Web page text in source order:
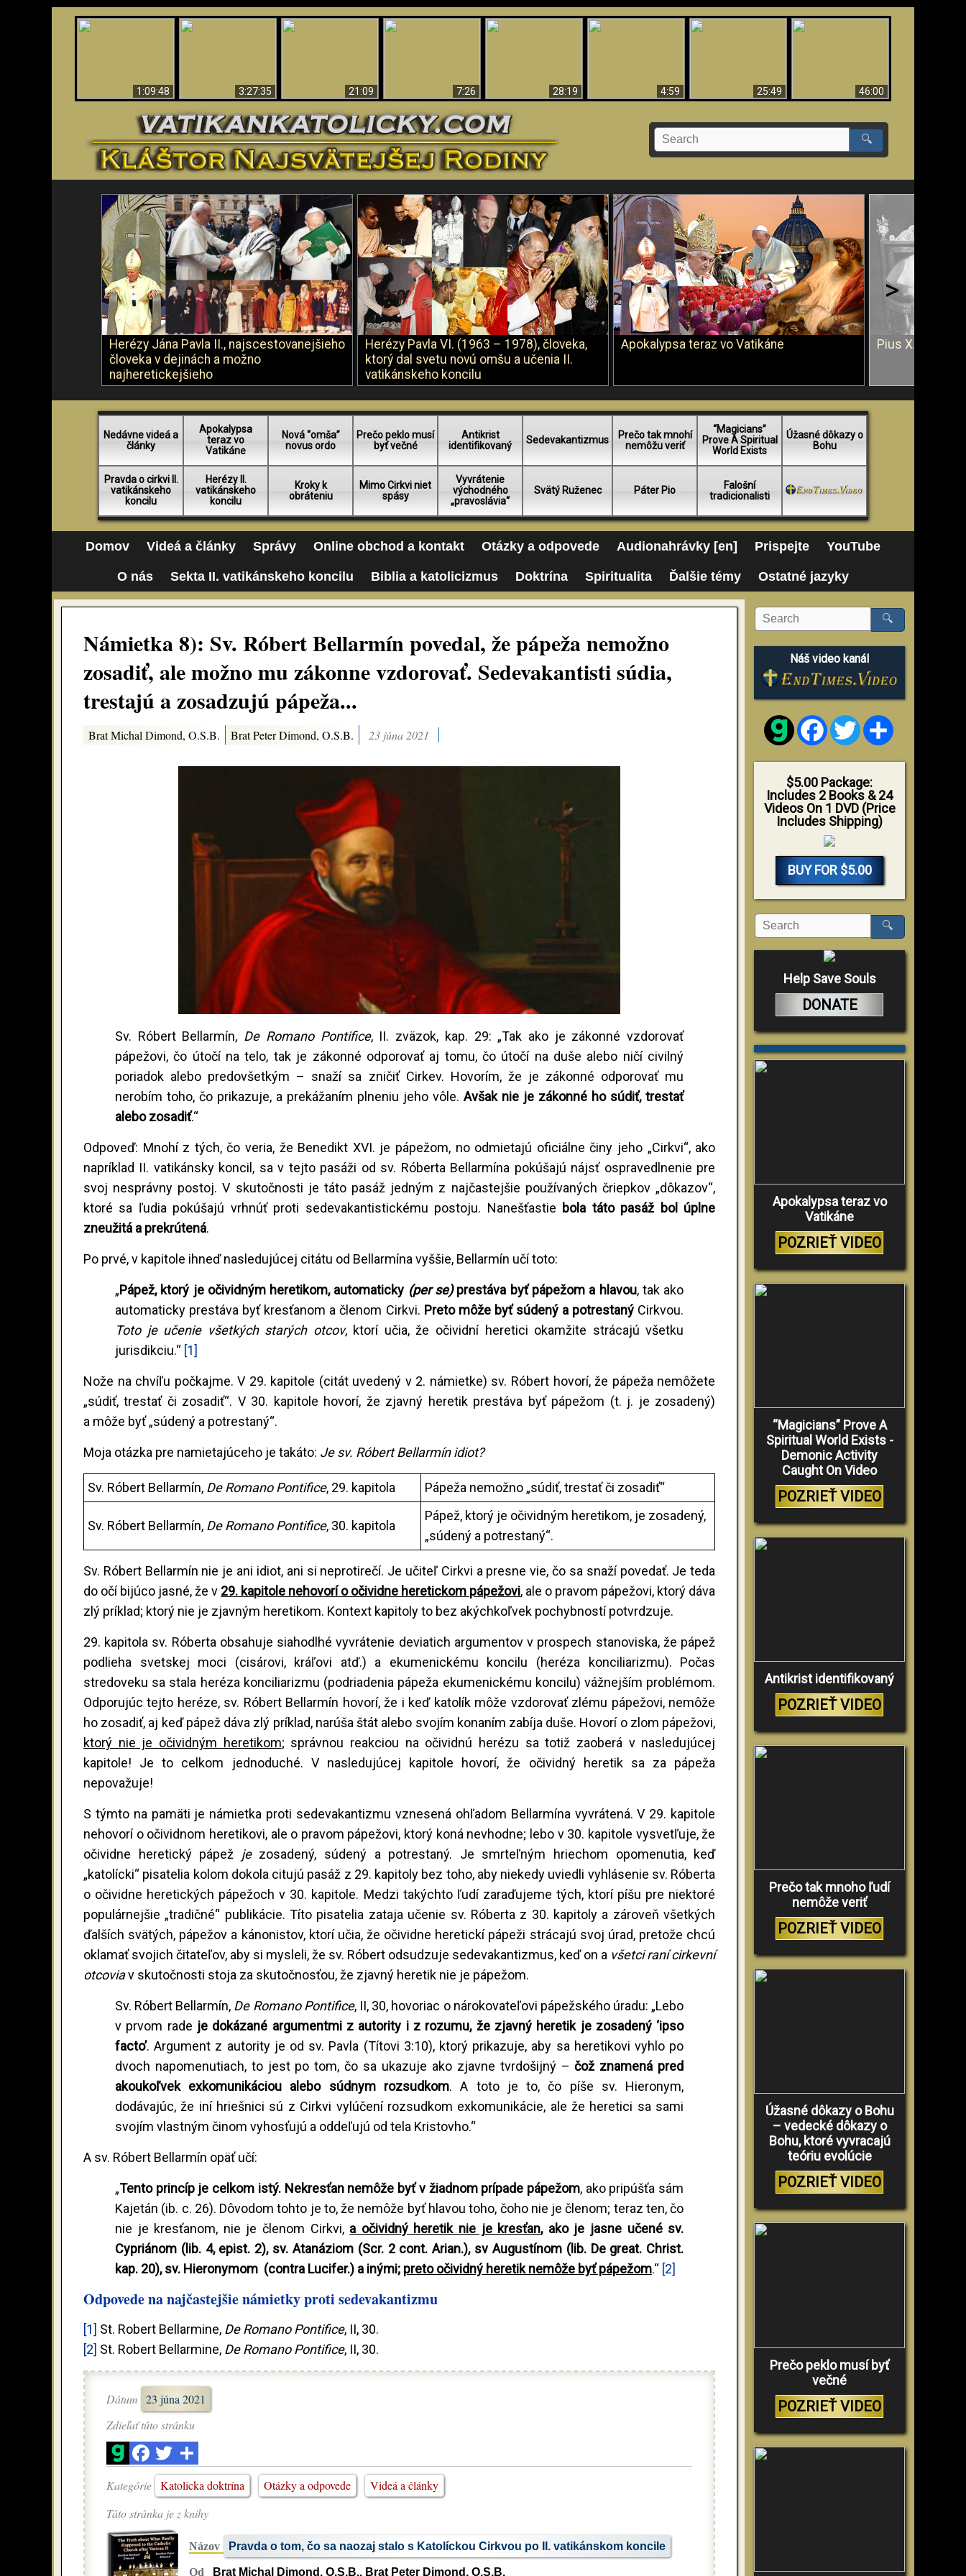
1:09:48 3:27:35
21:09
7:26 28:19
4:59
25:49 46:00
🔍
Herézy Jána Pavla II., najscestovanejšieho
človeka v dejinách a možno
najheretickejšieho
Herézy Pavla VI. (1963 – 1978), človeka,
ktorý dal svetu novú omšu a učenia II.
vatikánskeho koncilu
Apokalypsa teraz vo Vatikáne Pius X. vs. Ján
>
Nedávne videá a
články
Apokalypsa
teraz vo
Vatikáne
Nová “omša”
novus ordo
Prečo peklo musí
byť večné
Antikrist
identifikovaný
Sedevakantizmus
Prečo tak mnohí
nemôžu veriť
“Magicians”
Prove A Spiritual
World Exists
Úžasné dôkazy o
Bohu
Pravda o cirkvi II.
vatikánskeho
koncilu
Herézy II.
vatikánskeho
koncilu
Kroky k
obráteniu
Mimo Cirkvi niet
spásy
Vyvrátenie
východného
„pravoslávia“
Svätý Ruženec Páter Pio
Falošní
tradicionalisti
Domov Videá a články Správy Online obchod a kontakt Otázky a odpovede Audionahrávky [en] Prispejte YouTube
O nás Sekta II. vatikánskeho koncilu Biblia a katolicizmus Doktrína Spiritualita Ďalšie témy Ostatné jazyky
Námietka 8): Sv. Róbert Bellarmín povedal, že pápeža nemožno
zosadiť, ale možno mu zákonne vzdorovať. Sedevakantisti súdia,
trestajú a zosadzujú pápeža...
Brat Michal Dimond, O.S.B. Brat Peter Dimond, O.S.B. 23 júna 2021
Sv. Róbert Bellarmín, De Romano Pontifice, II. zväzok, kap. 29: „Tak ako je zákonné vzdorovať
pápežovi, čo útočí na telo, tak je zákonné odporovať aj tomu, čo útočí na duše alebo ničí civilný
poriadok alebo predovšetkým – snaží sa zničiť Cirkev. Hovorím, že je zákonné odporovať mu
nerobím toho, čo prikazuje, a prekážaním plneniu jeho vôle.Avšak nie je zákonné ho súdiť, trestať
alebo zosadiť.“
Odpoveď: Mnohí z tých, čo veria, že Benedikt XVI. je pápežom, no odmietajú oficiálne činy jeho „Cirkvi“, ako
napríklad II. vatikánsky koncil, sa v tejto pasáži od sv. Róberta Bellarmína pokúšajú nájsť ospravedlnenie pre
svoj nesprávny postoj. V skutočnosti je táto pasáž jedným z najčastejšie používaných čriepkov „dôkazov“,
ktoré sa ľudia pokúšajú vrhnúť proti sedevakantistickému postoju. Nanešťastie bola táto pasáž bol úplne
zneužitá a prekrútená.
Po prvé, v kapitole ihneď nasledujúcej citátu od Bellarmína vyššie, Bellarmín učí toto:
„Pápež, ktorý je očividným heretikom, automaticky (per se)prestáva byť pápežom a hlavou, tak ako
automaticky prestáva byť kresťanom a členom Cirkvi. Preto môže byť súdený a potrestaný Cirkvou.
Toto je učenie všetkých starých otcov, ktorí učia, že očividní heretici okamžite strácajú všetku
jurisdikciu.“ [1]
Nože na chvíľu počkajme. V 29. kapitole (citát uvedený v 2. námietke) sv. Róbert hovorí, že pápeža nemôžete
„súdiť, trestať či zosadiť“. V 30. kapitole hovorí, že zjavný heretik prestáva byť pápežom (t. j. je zosadený)
a môže byť „súdený a potrestaný“.
Moja otázka pre namietajúceho je takáto: Je sv. Róbert Bellarmín idiot?
Sv. Róbert Bellarmín, De Romano Pontifice, 29. kapitola Pápeža nemožno „súdiť, trestať či zosadiť“
Sv. Róbert Bellarmín, De Romano Pontifice, 30. kapitola
Pápež, ktorý je očividným heretikom, je zosadený,
„súdený a potrestaný“.
Sv. Róbert Bellarmín nie je ani idiot, ani si neprotirečí. Je učiteľ Cirkvi a presne vie, čo sa snaží povedať. Je teda
do očí bijúco jasné, že v 29. kapitole nehovorí o očividne heretickom pápežovi, ale o pravom pápežovi, ktorý dáva
zlý príklad; ktorý nie je zjavným heretikom. Kontext kapitoly to bez akýchkoľvek pochybností potvrdzuje.
29. kapitola sv. Róberta obsahuje siahodlhé vyvrátenie deviatich argumentov v prospech stanoviska, že pápež
podlieha svetskej moci (cisárovi, kráľovi atď.) a ekumenickému koncilu (heréza konciliarizmu). Počas
stredoveku sa stala heréza konciliarizmu (podriadenia pápeža ekumenickému koncilu) vážnejším problémom.
Odporujúc tejto heréze, sv. Róbert Bellarmín hovorí, že i keď katolík môže vzdorovať zlému pápežovi, nemôže
ho zosadiť, aj keď pápež dáva zlý príklad, narúša štát alebo svojím konaním zabíja duše. Hovorí o zlom pápežovi,
ktorý nie je očividným heretikom; správnou reakciou na očividnú herézu sa totiž zaoberá v nasledujúcej
kapitole! Je to celkom jednoduché. V nasledujúcej kapitole hovorí, že očividný heretik sa za pápeža
nepovažuje!
S týmto na pamäti je námietka proti sedevakantizmu vznesená ohľadom Bellarmína vyvrátená. V 29. kapitole
nehovorí o očividnom heretikovi, ale o pravom pápežovi, ktorý koná nevhodne; lebo v 30. kapitole vysvetľuje, že
očividne heretický pápež jezosadený, súdený a potrestaný. Je smrteľným hriechom opomenutia, keď
„katolícki“ pisatelia kolom dokola citujú pasáž z 29. kapitoly bez toho, aby niekedy uviedli vyhlásenie sv. Róberta
o očividne heretických pápežoch v 30. kapitole. Medzi takýchto ľudí zaraďujeme tých, ktorí píšu pre niektoré
populárnejšie „tradičné“ publikácie. Títo pisatelia zataja učenie sv. Róberta z 30. kapitoly a zároveň všetkých
ďalších svätých, pápežov a kánonistov, ktorí učia, že očividne heretickí pápeži strácajú svoj úrad, pretože chcú
oklamať svojich čitateľov, aby si mysleli, že sv. Róbert odsudzuje sedevakantizmus, keď on a všetci raní cirkevní
otcoviav skutočnosti stoja za skutočnosťou, že zjavný heretik nie je pápežom.
Sv. Róbert Bellarmín, De Romano Pontifice, II, 30, hovoriac o nárokovateľovi pápežského úradu: „Lebo
v prvom rade je dokázané argumentmi z autority i z rozumu, že zjavný heretik je zosadený ‘ipso
facto’. Argument z autority je od sv. Pavla (Títovi 3:10), ktorý prikazuje, aby sa heretikovi vyhlo po
dvoch napomenutiach, to jest po tom, čo sa ukazuje ako zjavne tvrdošijný –čož znamená pred
akoukoľvek exkomunikáciou alebo súdnym rozsudkom. A toto je to, čo píše sv. Hieronym,
dodávajúc, že iní hriešnici sú z Cirkvi vylúčení rozsudkom exkomunikácie, ale že heretici sa sami
svojím vlastným činom vyhosťujú a oddeľujú od tela Kristovho.“
A sv. Róbert Bellarmín opäť učí:
„Tento princíp je celkom istý. Nekresťan nemôže byť v žiadnom prípade pápežom, ako pripúšťa sám
Kajetán (ib. c. 26). Dôvodom tohto je to, že nemôže byť hlavou toho, čoho nie je členom; teraz ten, čo
nie je kresťanom, nie je členom Cirkvi, a očividný heretik nie je kresťan, ako je jasne učené sv.
Cypriánom (lib. 4, epist. 2), sv. Atanáziom (Scr. 2 cont. Arian.), sv Augustínom (lib. De great. Christ.
kap. 20), sv. Hieronymom (contra Lucifer.) a inými; preto očividný heretik nemôže byť pápežom.“ [2]
Odpovede na najčastejšie námietky proti sedevakantizmu
[1] St. Robert Bellarmine, De Romano Pontifice, II, 30.
[2] St. Robert Bellarmine, De Romano Pontifice, II, 30.
Dátum 23 júna 2021
Zdieľať túto stránku
Kategórie Katolícka doktrína Otázky a odpovede
Videá a články
Táto stránka je z knihy
Názov Pravda o tom, čo sa naozaj stalo s Katolíckou Cirkvou po II. vatikánskom koncile
Od Brat Michal Dimond, O.S.B., Brat Peter Dimond, O.S.B.
🔍
Náš video kanál
FacebookTwitter
$5.00 Package:
Includes 2 Books & 24
Videos On 1 DVD (Price
Includes Shipping)
BUY FOR $5.00
🔍
Help Save Souls
DONATE
Apokalypsa teraz vo
Vatikáne
POZRIEŤ VIDEO
“Magicians” Prove A
Spiritual World Exists -
Demonic Activity
Caught On Video
POZRIEŤ VIDEO
Antikrist identifikovaný
POZRIEŤ VIDEO
Prečo tak mnoho ľudí
nemôže veriť
POZRIEŤ VIDEO
Úžasné dôkazy o Bohu
– vedecké dôkazy o
Bohu, ktoré vyvracajú
teóriu evolúcie
POZRIEŤ VIDEO
Prečo peklo musí byť
večné
POZRIEŤ VIDEO